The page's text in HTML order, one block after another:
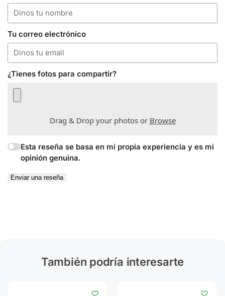
Tu correo electrónico
¿Tienes fotos para compartir?
Drag & Drop your photos or Browse
Esta reseña se basa en mi propia experiencia y es mi
opinión genuina.
Enviar una reseña
También podría interesarte